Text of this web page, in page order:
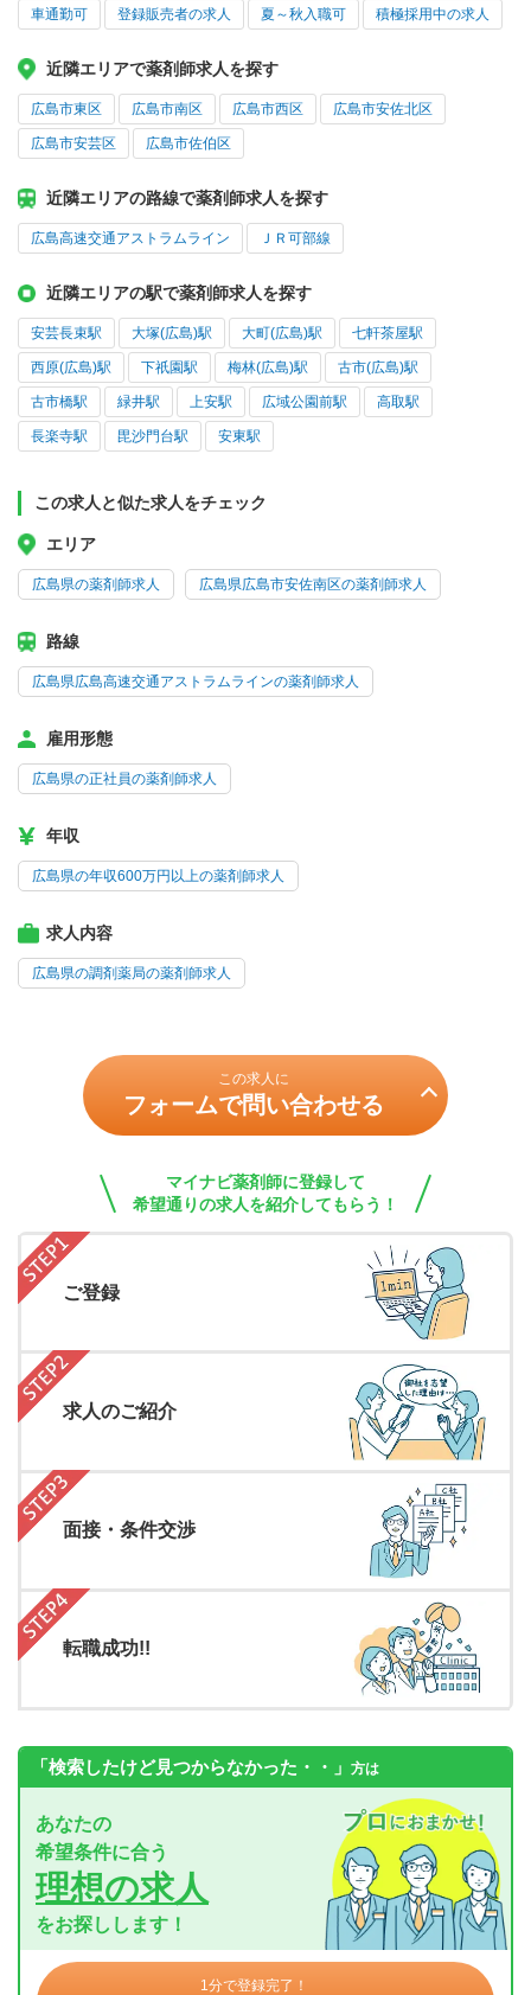
車通勤可 登録販売者の求人 夏～秋入職可 積極採用中の求人
近隣エリアで薬剤師求人を探す
広島市東区 広島市南区 広島市西区 広島市安佐北区
広島市安芸区 広島市佐伯区
近隣エリアの路線で薬剤師求人を探す
広島高速交通アストラムライン ＪＲ可部線
近隣エリアの駅で薬剤師求人を探す
安芸長束駅 大塚(広島)駅 大町(広島)駅 七軒茶屋駅
西原(広島)駅 下祇園駅 梅林(広島)駅 古市(広島)駅
古市橋駅 緑井駅 上安駅 広域公園前駅 高取駅
長楽寺駅 毘沙門台駅 安東駅
この求人と似た求人をチェック
エリア
広島県の薬剤師求人 広島県広島市安佐南区の薬剤師求人
路線
広島県広島高速交通アストラムラインの薬剤師求人
雇用形態
広島県の正社員の薬剤師求人
年収
広島県の年収600万円以上の薬剤師求人
求人内容
広島県の調剤薬局の薬剤師求人
この求人に
フォームで問い合わせる
マイナビ薬剤師に登録して
希望通りの求人を紹介してもらう！
ご登録
求人のご紹介
面接・条件交渉
転職成功!!
「検索したけど見つからなかった・・」 方は
あなたの
希望条件に合う
理想の求人
をお探しします！
1分で登録完了！